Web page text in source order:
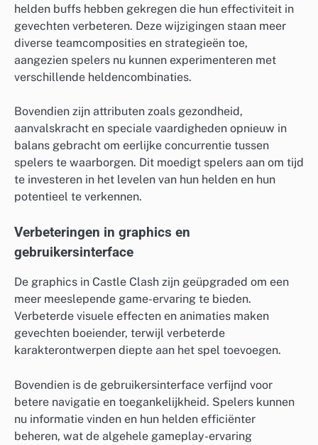
helden buffs hebben gekregen die hun effectiviteit in
gevechten verbeteren. Deze wijzigingen staan meer
diverse teamcomposities en strategieën toe,
aangezien spelers nu kunnen experimenteren met
verschillende heldencombinaties.
Bovendien zijn attributen zoals gezondheid,
aanvalskracht en speciale vaardigheden opnieuw in
balans gebracht om eerlijke concurrentie tussen
spelers te waarborgen. Dit moedigt spelers aan om tijd
te investeren in het levelen van hun helden en hun
potentieel te verkennen.
Verbeteringen in graphics en
gebruikersinterface
De graphics in Castle Clash zijn geüpgraded om een
meer meeslepende game-ervaring te bieden.
Verbeterde visuele effecten en animaties maken
gevechten boeiender, terwijl verbeterde
karakterontwerpen diepte aan het spel toevoegen.
Bovendien is de gebruikersinterface verfijnd voor
betere navigatie en toegankelijkheid. Spelers kunnen
nu informatie vinden en hun helden efficiënter
beheren, wat de algehele gameplay-ervaring